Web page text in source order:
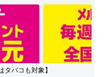
タバコも対象】